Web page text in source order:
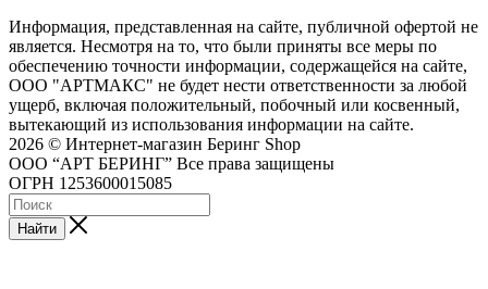
Информация, представленная на сайте, публичной офертой не
является. Несмотря на то, что были приняты все меры по
обеспечению точности информации, содержащейся на сайте,
ООО "АРТМАКС" не будет нести ответственности за любой
ущерб, включая положительный, побочный или косвенный,
вытекающий из использования информации на сайте.
2026 © Интернет-магазин Беринг Shop
ООО “АРТ БЕРИНГ” Все права защищены
ОГРН 1253600015085
Найти